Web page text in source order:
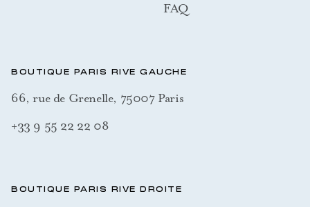
FAQ
BOUTIQUE PARIS RIVE GAUCHE
66, rue de Grenelle, 75007 Paris
+33 9 55 22 22 08
BOUTIQUE PARIS RIVE DROITE